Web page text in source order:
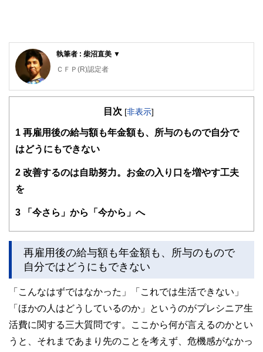
執筆者 : 柴沼直美 ▼
ＣＦＰ(R)認定者
大学を卒業後、保険営業に従事したのち渡米。MBAを修得
を機に現職。3人の子育てから教育費の捻出・方法・留学ま
び・相続発生時の手続きについてもアドバイス経験多数。現
2018年5月まで日本FP協会広報スタッフ
目次 [非表示]
1 再雇用後の給与額も年金額も、所与のもので自分で
はどうにもできない
2 改善するのは自助努力。お金の入り口を増やす工夫
を
3 「今さら」から「今から」へ
再雇用後の給与額も年金額も、所与のもので
自分ではどうにもできない
「こんなはずではなかった」「これでは生活できない」
「ほかの人はどうしているのか」というのがプレシニア生
活費に関する三大質問です。ここから何が言えるのかとい
うと、それまであまり先のことを考えず、危機感がなかっ